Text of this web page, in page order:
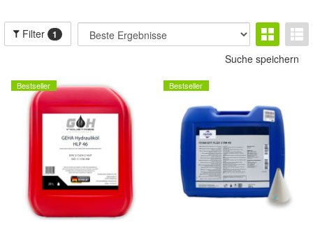
Filter 1
Suche speichern
Bestseller Bestseller